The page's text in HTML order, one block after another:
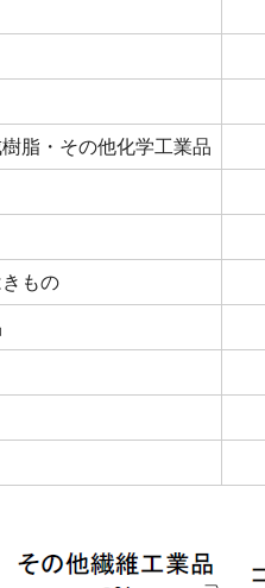
脂・その他化学工業品
もの